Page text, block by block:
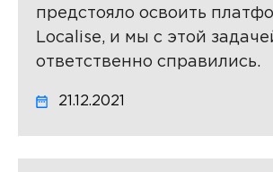
предстояло освоить
Localise, и мы с этой
ответственно справились.
21.12.2021